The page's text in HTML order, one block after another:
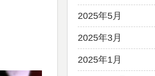
2025年5月
2025年3月
2025年1月